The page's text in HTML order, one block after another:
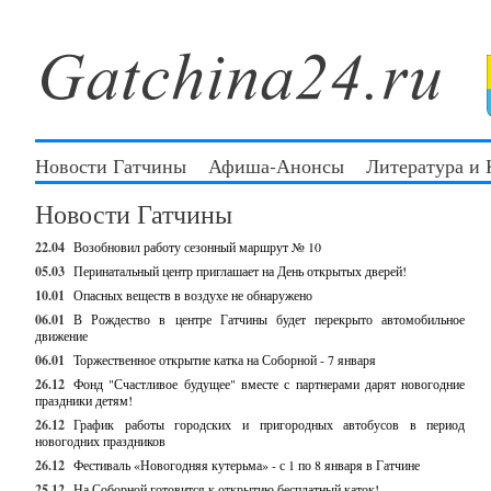
Новости Гатчины Афиша-Анонсы Литература и
Новости Гатчины
22.04 Возобновил работу сезонный маршрут № 10
05.03 Перинатальный центр приглашает на День открытых дверей!
10.01 Опасных веществ в воздухе не обнаружено
06.01 В Рождество в центре Гатчины будет перекрыто автомобильное
движение
06.01 Торжественное открытие катка на Соборной - 7 января
26.12 Фонд "Счастливое будущее" вместе с партнерами дарят новогодние
праздники детям!
26.12 График работы городских и пригородных автобусов в период
новогодних праздников
26.12 Фестиваль «Новогодняя кутерьма» - с 1 по 8 января в Гатчине